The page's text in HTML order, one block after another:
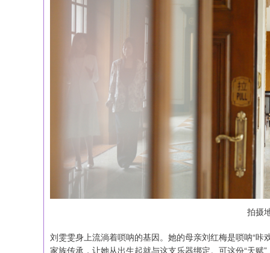
拍摄
刘雯雯身上流淌着唢呐的基因。她的母亲刘红梅是唢呐“
家族传承，让她从出生起就与这支乐器绑定。可这份“天赋